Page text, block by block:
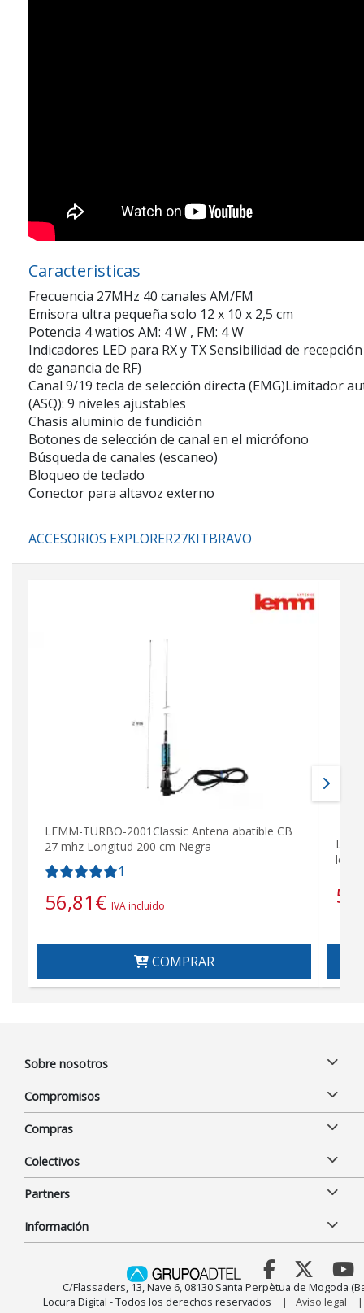
Caracteristicas
Frecuencia 27MHz 40 canales AM/FM
Emisora ultra pequeña solo 12 x 10 x 2,5 cm
Potencia 4 watios AM: 4 W , FM: 4 W
Indicadores LED para RX y TX Sensibilidad de
de ganancia de RF)
Canal 9/19 tecla de selección directa (EMG)Limitador
(ASQ): 9 niveles ajustables
Chasis aluminio de fundición
Botones de selección de canal en el micrófono
Búsqueda de canales (escaneo)
Bloqueo de teclado
Conector para altavoz externo
ACCESORIOS EXPLORER27KITBRAVO
LEMM-TURBO-2001Classic Antena abatible CB
27 mhz Longitud 200 cm Negra
1
56,81€ IVA incluido
COMPRAR
Sobre nosotros
Compromisos
Compras
Colectivos
Partners
Información
C/Flassaders, 13, Nave 6, 08130 Santa Perpètua de Mogoda
Locura Digital - Todos los derechos reservados
Aviso legal